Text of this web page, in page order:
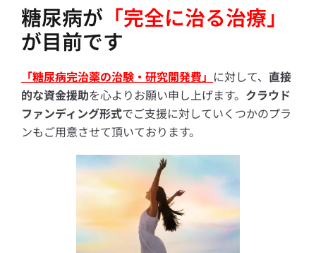
糖尿病が 「完全に治る治療」
が目前です
「糖尿病完治薬の治験・研究開発費」 に対して、 直接
的な資金援助を心よりお願い申し上げます。 クラウド
ファンディング形式でご支援に対していくつかのプラ
ンもご用意させて頂いております。